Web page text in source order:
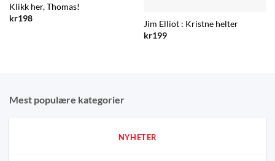
Klikk her, Thomas!
kr198
Jim Elliot : Kristne helter
kr199
Mest populære kategorier
NYHETER